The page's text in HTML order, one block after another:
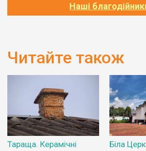
Наші
Читайте також
Тараща. Керамічні
Біла